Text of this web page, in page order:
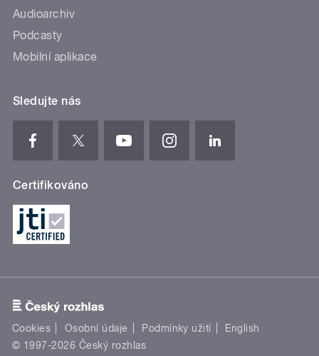
Audioarchiv
Podcasty
Mobilní aplikace
Sledujte nás
Certifikováno
Cookies Osobní údaje Podmínky užití
English
© 1997-2026 Český rozhlas